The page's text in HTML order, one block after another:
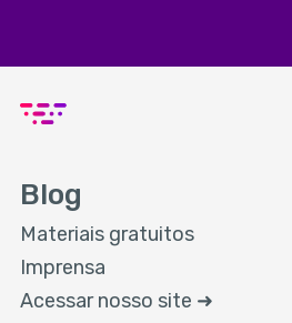
Blog
Materiais gratuitos
Imprensa
Acessar nosso site ➜